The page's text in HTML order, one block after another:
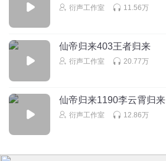
衍声工作室 11.56万
仙帝归来403王者归来
衍声工作室 20.77万
仙帝归来1190李云霄归来
衍声工作室 12.86万